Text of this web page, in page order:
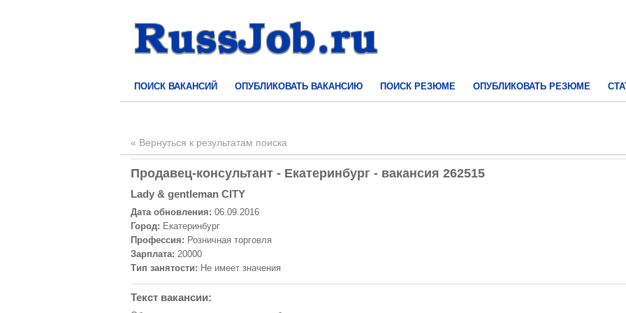
ПОИСК ВАКАНСИЙ ОПУБЛИКОВАТЬ ВАКАНСИЮ ПОИСК РЕЗЮМЕ ОПУБЛИКОВАТЬ РЕЗЮМЕ
« Вернуться к результатам поиска
Продавец-консультант - Екатеринбург - вакансия 262515
Lady & gentleman CITY
Дата обновления: 06.09.2016
Город: Екатеринбург
Профессия: Розничная торговля
Зарплата: 20000
Тип занятости: Не имеет значения
Текст вакансии: